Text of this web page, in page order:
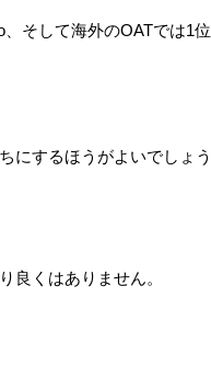
そして海外のOATでは1
にするほうがよいでしょう
良くはありません。